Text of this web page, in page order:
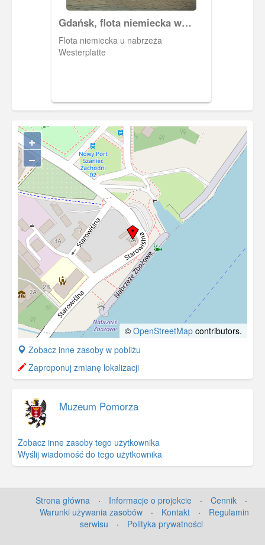
Gdańsk, flota niemiecka w
gdańskim porcie
Flota niemiecka u nabrzeża
Westerplatte
+
−
© OpenStreetMap contributors.
+
−
Zobacz inne zasoby w pobliżu
Zaproponuj zmianę lokalizacji
Muzeum Pomorza
Zobacz inne zasoby tego użytkownika
Wyślij wiadomość do tego użytkownika
Strona główna · Informacje o projekcie · Cennik
·
Warunki używania zasobów
· Kontakt ·
Regulamin
serwisu
· Polityka prywatności